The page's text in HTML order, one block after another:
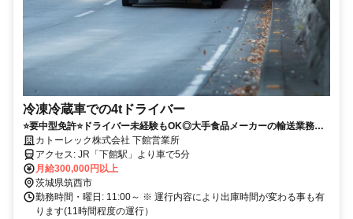
冷凍冷蔵車での4tドライバー
⭐要中型免許⭐ドライバー未経験もOK◎大手食品メーカーの輸送業務｜
首都圏メインの配送⭐
カトーレック株式会社 下館営業所
アクセス: JR「下館駅」より車で5分
月給300,000円以上
茨城県筑西市
勤務時間・曜日: 11:00～ ※ 運行内容により出庫時間が変わる事も有
ります(11時間程度の運行）